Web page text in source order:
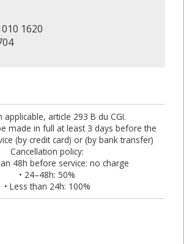
1620
applicable, article 293 B du CGI.
made in full at least 3 days before the
(by credit card) or (by bank transfer)
Cancellation policy:
48h before service: no charge
• 24–48h: 50%
• Less than 24h: 100%